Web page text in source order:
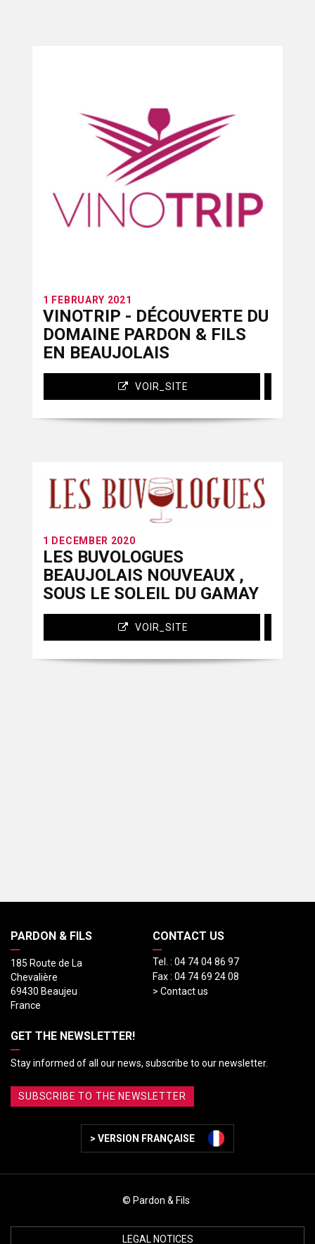
1 FEBRUARY 2021
VINOTRIP - DÉCOUVERTE DU
DOMAINE PARDON & FILS
EN BEAUJOLAIS
VOIR_SITE
1 DECEMBER 2020
LES BUVOLOGUES
BEAUJOLAIS NOUVEAUX ,
SOUS LE SOLEIL DU GAMAY
VOIR_SITE
PARDON & FILS
185 Route de La
Chevalière
69430 Beaujeu
France
CONTACT US
Tel. : 04 74 04 86 97
Fax : 04 74 69 24 08
> Contact us
GET THE NEWSLETTER!
Stay informed of all our news, subscribe to our newsletter.
SUBSCRIBE TO THE NEWSLETTER
> VERSION FRANÇAISE
© Pardon & Fils
LEGAL NOTICES